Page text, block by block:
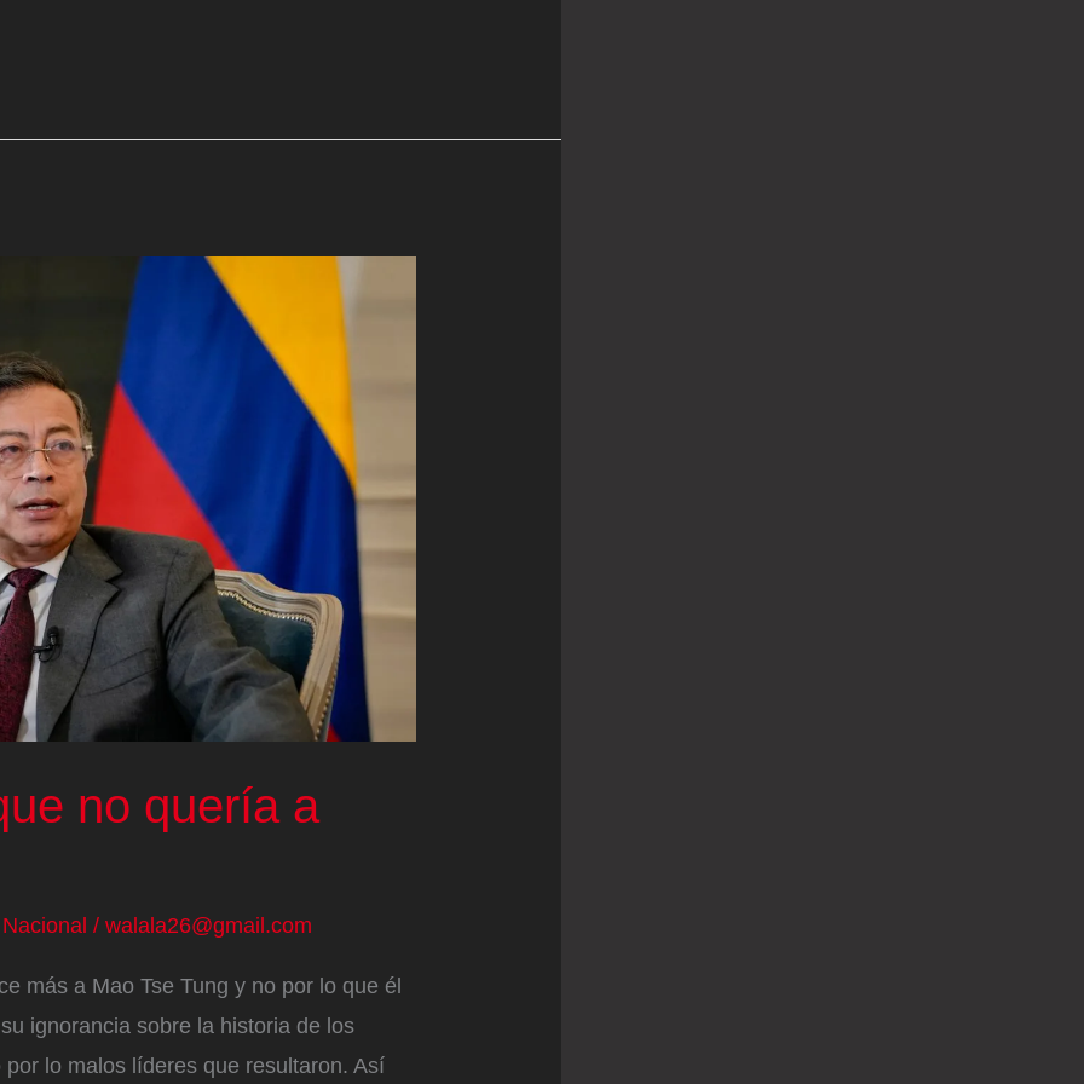
no quería a
Nacional / walala26@gmail.com
más a Mao Tse Tung y no por lo que él
ignorancia sobre la historia de los
lo malos líderes que resultaron. Así